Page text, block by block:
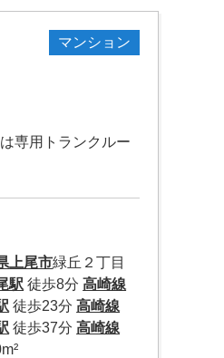
マンション
専用トランクルー
上尾市緑丘２丁目
駅 徒歩8分高崎線
徒歩23分高崎線
徒歩37分高崎線